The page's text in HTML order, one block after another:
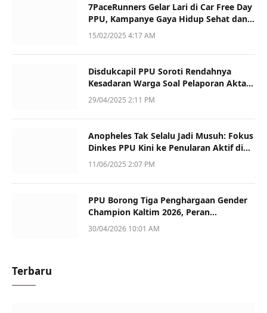
7PaceRunners Gelar Lari di Car Free Day
PPU, Kampanye Gaya Hidup Sehat dan
Dukung UMKM
15/02/2025 4:17 AM
Disdukcapil PPU Soroti Rendahnya
Kesadaran Warga Soal Pelaporan Akta
Kematian
29/04/2025 2:11 PM
Anopheles Tak Selalu Jadi Musuh: Fokus
Dinkes PPU Kini ke Penularan Aktif di
Sotek
11/06/2025 2:07 PM
PPU Borong Tiga Penghargaan Gender
Champion Kaltim 2026, Peran
Perempuan Jadi Sorotan
30/04/2026 10:01 AM
Terbaru